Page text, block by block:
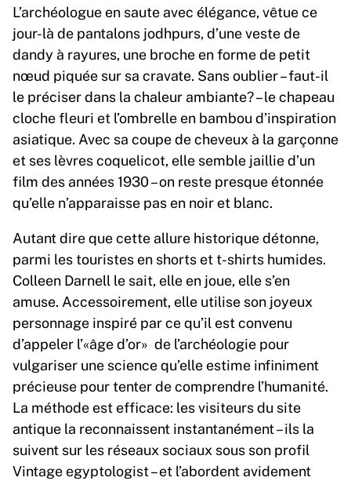
L’archéologue en saute avec élégance, vêtue ce
jour-là de pantalons jodhpurs, d’une veste de
dandy à rayures, une broche en forme de petit
nœud piquée sur sa cravate. Sans oublier – faut-il
le préciser dans la chaleur ambiante? – le chapeau
cloche fleuri et l’ombrelle en bambou d’inspiration
asiatique. Avec sa coupe de cheveux à la garçonne
et ses lèvres coquelicot, elle semble jaillie d’un
film des années 1930 – on reste presque étonnée
qu’elle n’apparaisse pas en noir et blanc.
Autant dire que cette allure historique détonne,
parmi les touristes en shorts et t-shirts humides.
Colleen Darnell le sait, elle en joue, elle s’en
amuse. Accessoirement, elle utilise son joyeux
personnage inspiré par ce qu’il est convenu
d’appeler l’«âge d’or» de l’archéologie pour
vulgariser une science qu’elle estime infiniment
précieuse pour tenter de comprendre l’humanité.
La méthode est efficace: les visiteurs du site
antique la reconnaissent instantanément – ils la
suivent sur les réseaux sociaux sous son profil
Vintage egyptologist – et l’abordent avidement